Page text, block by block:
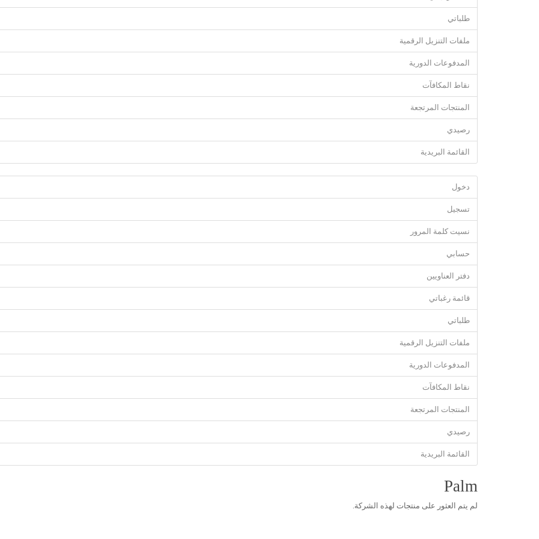
طلباتي
ملفات التنزيل الرقمية
المدفوعات الدورية
نقاط المكافآت
المنتجات المرتجعة
رصيدي
القائمة البريدية
دخول
تسجيل
نسيت كلمة المرور
حسابي
دفتر العناويين
قائمة رغباتي
طلباتي
ملفات التنزيل الرقمية
المدفوعات الدورية
نقاط المكافآت
المنتجات المرتجعة
رصيدي
القائمة البريدية
Palm
لم يتم العثور على منتجات لهذه الشركة.